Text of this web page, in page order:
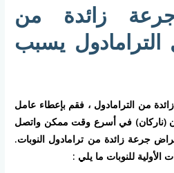
زائدة من
الترامادول يسبب
من الترامادول ، فقم بإعطاء عامل
(ناركان) في أسرع وقت ممكن واتصل
أعراض جرعة زائدة من ترامادول النوبات.